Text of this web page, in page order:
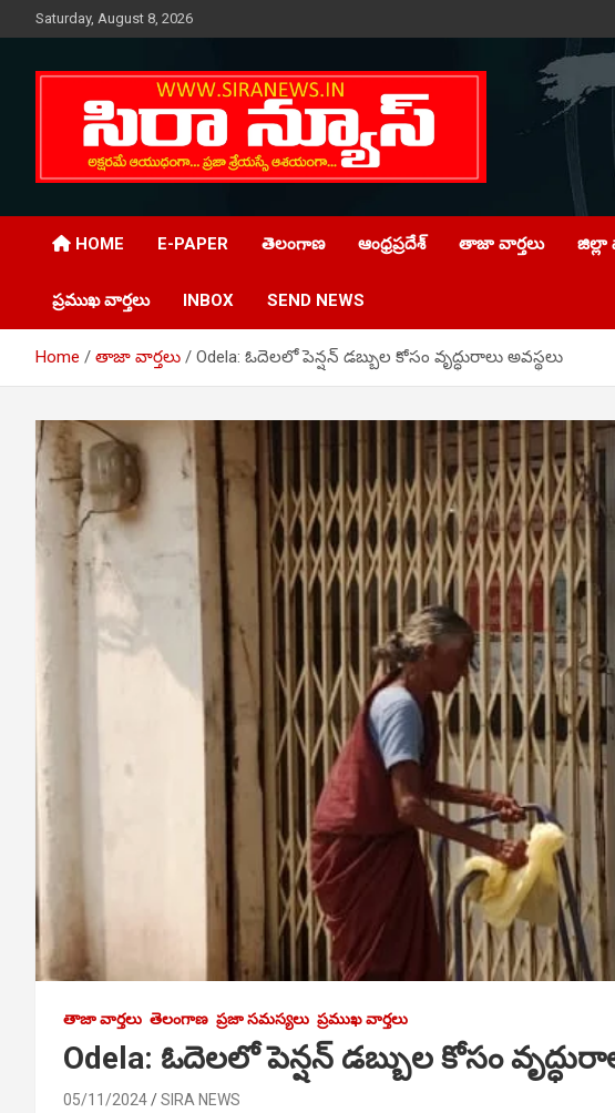
to
Saturday, August 8, 2026
SIRA NEWS
HOME E-PAPER తెలంగాణ ఆంధ్రప్రదేశ్ తాజా వార్తలు జిల్లా
ప్రముఖ వార్తలు INBOX SEND NEWS
Home తాజా వార్తలు Odela: ఓదెలలో పెన్షన్ డబ్బుల కోసం వృద్ధురాలు అవస్థలు
తాజా వార్తలు తెలంగాణ ప్రజా సమస్యలు ప్రముఖ వార్తలు
Odela: ఓదెలలో పెన్షన్ డబ్బుల కోసం
05/11/2024
SIRA NEWS